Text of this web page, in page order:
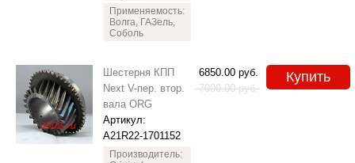
Применяемость:
Волга, ГАЗель,
Соболь
Шестерня КПП
Next V-пер. втор.
вала ORG
Артикул:
A21R22-1701152
Производитель:
6850.00 руб.
7000.00 руб.
Купить